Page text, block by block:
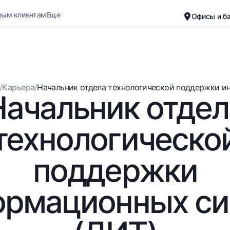
Вклады
Для всех
До востребования
Евро
Возможно все
До востребования USD
Для всех USD
Золотой депозит
Карты
Бесплатные
Премиальные
UzCard/HUMO
Visa
Visa FIFA
Mastercard
клиентамЕще Офисы и
Черно-белая версия
Включить озвучивание
/Карьера/Начальник отдела технологической поддержки
поддержки